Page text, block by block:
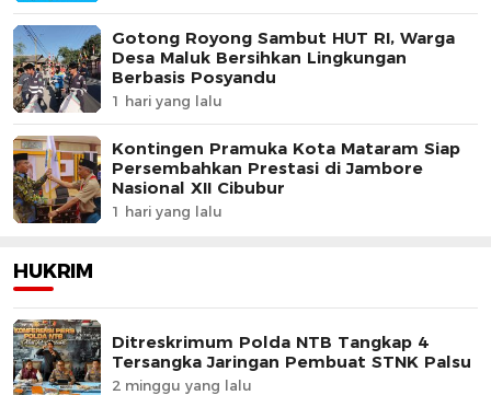
Gotong Royong Sambut HUT RI, Warga
Desa Maluk Bersihkan Lingkungan
Berbasis Posyandu
1 hari yang lalu
Kontingen Pramuka Kota Mataram Siap
Persembahkan Prestasi di Jambore
Nasional XII Cibubur
1 hari yang lalu
HUKRIM
Ditreskrimum Polda NTB Tangkap 4
Tersangka Jaringan Pembuat STNK Palsu
2 minggu yang lalu